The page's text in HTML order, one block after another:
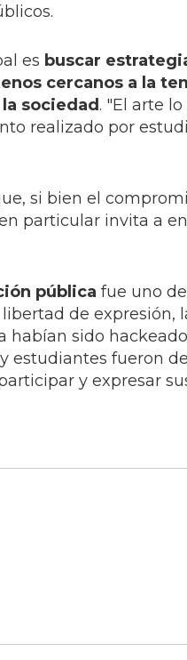
es buscar
cercanos a la
sociedad. "El arte
realizado por
si bien el
particular invita a
pública fue uno
de expresión,
sido
estudiantes fueron
y expresar